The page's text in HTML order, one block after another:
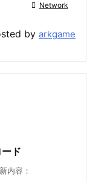
 Network
by arkgame
ド
内容：